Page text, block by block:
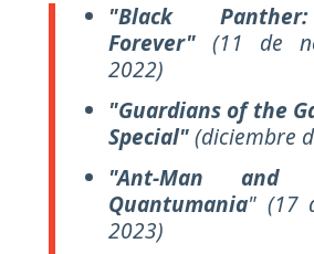
"Black
Forever" (11 de
2022)
"Guardians of the
Special"(diciembre
"Ant-Man and
Quantumania" (17
2023)